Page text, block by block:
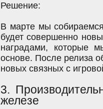
Решение:
В марте мы
будет совершенно
наградами, которые
основе. После релиза
новых связных с
3.
железе